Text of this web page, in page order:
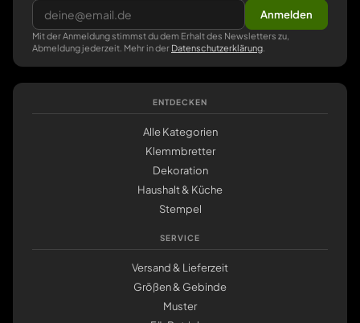
Anmelden
Mit der Anmeldung stimmst du dem Erhalt des Newsletters zu,
Abmeldung jederzeit. Mehr in der Datenschutzerklärung
ENTDECKEN
Alle Kategorien
Klemmbretter
Dekoration
Haushalt & Küche
Stempel
SERVICE
Versand & Lieferzeit
Größen & Gebinde
Muster